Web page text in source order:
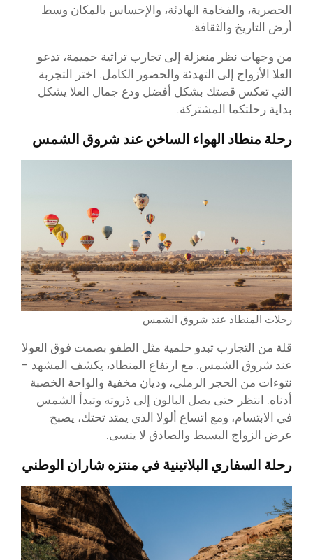
الحصرية، والفخامة الهادئة، والإحساس بالمكان وسط
أرض التاريخ والثقافة.
من وجهات نظر منعزلة إلى تجارب تراثية حميمة، تدعو
العلا الأزواج إلى التهدئة والحضور الكامل. اختر التجربة
التي تعكس قصتك بشكل أفضل ودع جمال العلا يشكل
بداية رحلتكما المشتركة.
رحلة منطاد الهواء الساخن عند شروق الشمس
رحلات المنطاد عند شروق الشمس
قلة من التجارب تبدو حلمية مثل الطفو بصمت فوق العولا
عند شروق الشمس. مع ارتفاع المنطاد، يكشف المشهد –
نتوءات من الحجر الرملي، وديان مخفية والواحة الخصبة
أدناه. انتظر حتى يصل البالون إلى ذروته وتبدأ الشمس
في الابتسام، ومع اتساع ألولا الذي يمتد تحتك، يصبح
عرض الزواج البسيط والصادق لا ينسى.
رحلة السفاري البلاتينية في منتزه شاران الوطني